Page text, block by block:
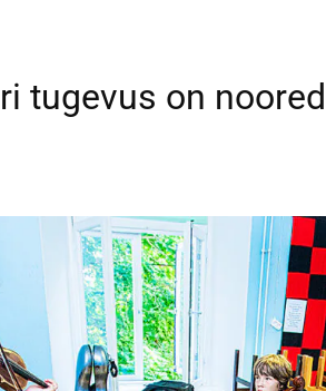
tugevus on